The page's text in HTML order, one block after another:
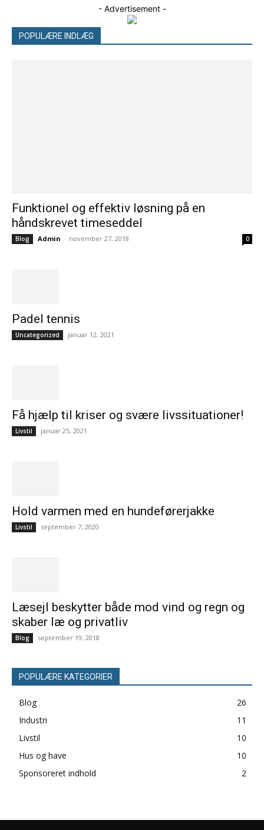
- Advertisement -
POPULÆRE INDLÆG
Funktionel og effektiv løsning på en
håndskrevet timeseddel
Blog Admin - november 27, 2018 0
Padel tennis
Uncategorized januar 12, 2021
Få hjælp til kriser og svære livssituationer!
Livstil januar 25, 2021
Hold varmen med en hundeførerjakke
Livstil september 7, 2020
Læsejl beskytter både mod vind og regn og
skaber læ og privatliv
Blog september 19, 2018
POPULÆRE KATEGORIER
Blog
26
Industri
11
Livstil
10
Hus og have
10
Sponsoreret indhold
2